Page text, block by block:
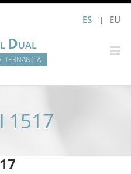
ES EU
DUAL
1517